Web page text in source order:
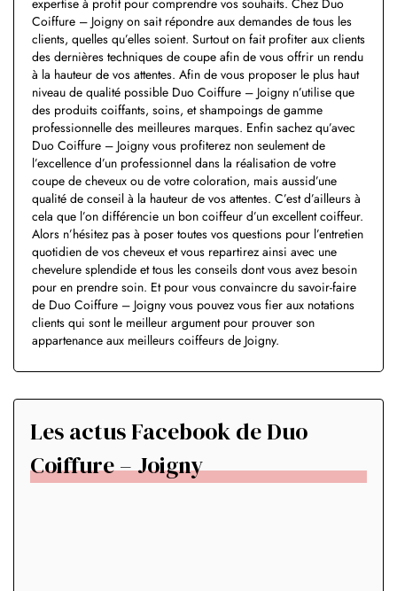
Coiffure – Joigny on sait répondre aux demandes de tous les
clients, quelles qu’elles soient. Surtout on fait profiter aux clients
des dernières techniques de coupe afin de vous offrir un rendu
à la hauteur de vos attentes. Afin de vous proposer le plus haut
niveau de qualité possible Duo Coiffure – Joigny n’utilise que
des produits coiffants, soins, et shampoings de gamme
professionnelle des meilleures marques. Enfin sachez qu’avec
Duo Coiffure – Joigny vous profiterez non seulement de
l’excellence d’un professionnel dans la réalisation de votre
coupe de cheveux ou de votre coloration, mais aussid’une
qualité de conseil à la hauteur de vos attentes. C’est d’ailleurs à
cela que l’on différencie un bon coiffeur d’un excellent coiffeur.
Alors n’hésitez pas à poser toutes vos questions pour l’entretien
quotidien de vos cheveux et vous repartirez ainsi avec une
chevelure splendide et tous les conseils dont vous avez besoin
pour en prendre soin. Et pour vous convaincre du savoir-faire
de Duo Coiffure – Joigny vous pouvez vous fier aux notations
clients qui sont le meilleur argument pour prouver son
appartenance aux meilleurs coiffeurs de Joigny.
Les actus Facebook de Duo
Coiffure – Joigny